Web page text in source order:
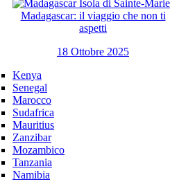
Madagascar: il viaggio che non ti
aspetti
18 Ottobre 2025
Kenya
Senegal
Marocco
Sudafrica
Mauritius
Zanzibar
Mozambico
Tanzania
Namibia